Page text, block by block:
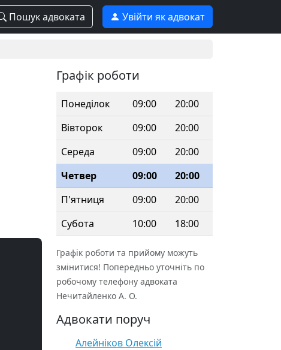
Пошук адвоката Увійти як адвокат
Графік роботи
Понеділок 09:00
20:00
Вівторок
09:00
20:00
Середа
09:00
20:00
Четвер
09:00
20:00
П'ятниця
09:00
20:00
Субота
10:00 18:00
Графік роботи та прийому можуть
змінитися! Попередньо уточніть по
робочому телефону адвоката
Нечитайленко А. О.
Адвокати поруч
Алейніков Олексій